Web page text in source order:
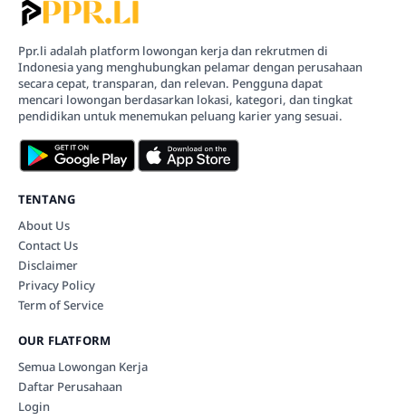
Ppr.li adalah platform lowongan kerja dan rekrutmen di
Indonesia yang menghubungkan pelamar dengan perusahaan
secara cepat, transparan, dan relevan. Pengguna dapat
mencari lowongan berdasarkan lokasi, kategori, dan tingkat
pendidikan untuk menemukan peluang karier yang sesuai.
TENTANG
About Us
Contact Us
Disclaimer
Privacy Policy
Term of Service
OUR FLATFORM
Semua Lowongan Kerja
Daftar Perusahaan
Login